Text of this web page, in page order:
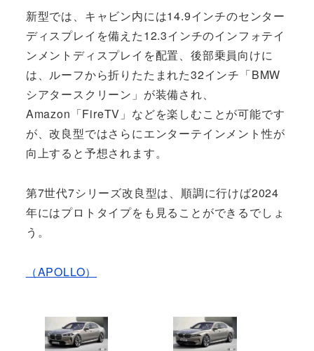
新型では、キャビン内には14.9インチのセンター
ディスプレイを備えた12.3インチのインフォテイ
ンメントディスプレイを配置、後部乗員向けに
は、ルーフから折りたたまれた32インチ「BMW
シアタースクリーン」が装備され、
Amazon「FireTV」などを楽しむことが可能です
が、改良型ではさらにエンターテインメント性が
向上すると予想されます。
第7世代7シリーズ改良型は、順調に行けば2024
年にはプロトタイプをも見ることができるでしょ
う。
（APOLLO）